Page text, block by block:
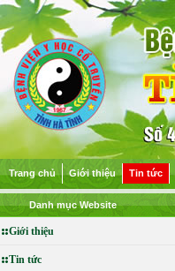
Trang chủ Giới thiệu Tin tức
Danh mục Website
Giới thiệu
Tin tức